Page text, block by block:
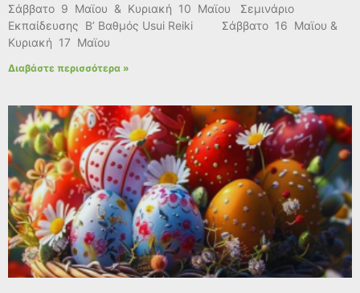
Σάββατο 9 Μαϊου & Κυριακή 10 Μαϊου Σεμινάριο
Εκπαίδευσης Β’ Βαθμός Usui Reiki Σάββατο 16 Μαϊου &
Κυριακή 17 Μαϊου
Διαβάστε περισσότερα »